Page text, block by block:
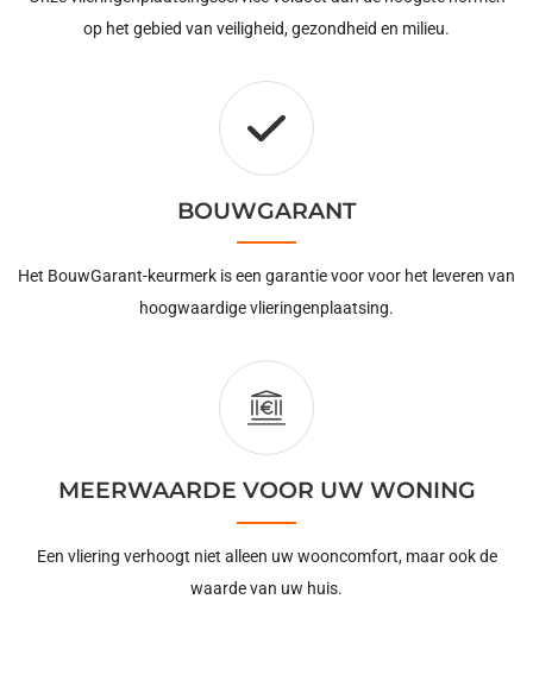
op het gebied van veiligheid, gezondheid en milieu.
BOUWGARANT
Het BouwGarant-keurmerk is een garantie voor voor het leveren van
hoogwaardige vlieringenplaatsing.
MEERWAARDE VOOR UW WONING
Een vliering verhoogt niet alleen uw wooncomfort, maar ook de
waarde van uw huis.